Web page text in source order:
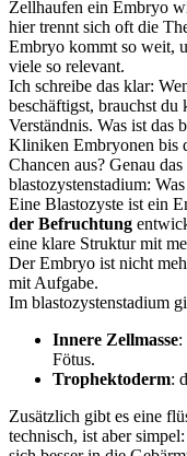
Zellhaufen ein Embryo
hier trennt sich oft die
Embryo kommt so weit,
viele so relevant.
Ich schreibe das klar:
beschäftigst, brauchst
Verständnis. Was ist das
Kliniken Embryonen bis
Chancen aus? Genau
blastozystenstadium:
Eine Blastozyste ist ein
der Befruchtung
eine klare Struktur mit
Der Embryo ist nicht
mit Aufgabe.
Im blastozystenstadium
Innere Zellmasse:
Fötus.
Trophektoderm:
Zusätzlich gibt es eine
technisch, ist aber